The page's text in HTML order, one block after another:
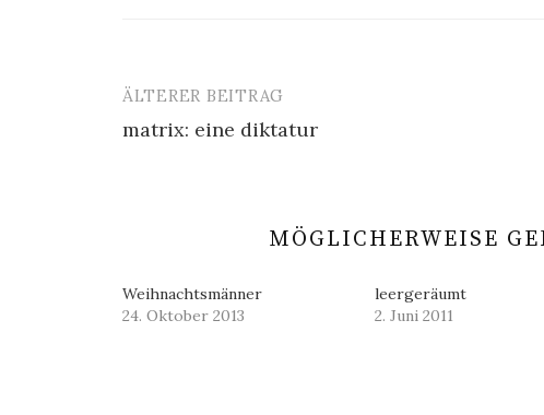
Beitrags-
Navigation
ÄLTERER BEITRAG
matrix: eine diktatur
MÖGLICHERWEISE
Weihnachtsmänner
24. Oktober 2013
leergeräumt
2. Juni 2011